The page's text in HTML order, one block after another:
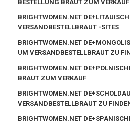
BESTELLUNG BRAUT ZUM VERKAUF
BRIGHTWOMEN.NET
VERSANDBESTELLBRAUT -SITES
BRIGHTWOMEN.NET
UM VERSANDBESTELLBRAUT ZU
BRIGHTWOMEN.NET
BRAUT ZUM VERKAUF
BRIGHTWOMEN.NET
VERSANDBESTELLBRAUT ZU
BRIGHTWOMEN.NET